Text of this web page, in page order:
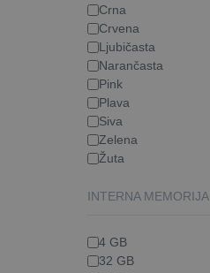
Crna
Crvena
Ljubičasta
Narančasta
Pink
Plava
Siva
Zelena
Žuta
INTERNA MEMORIJA
4 GB
32 GB